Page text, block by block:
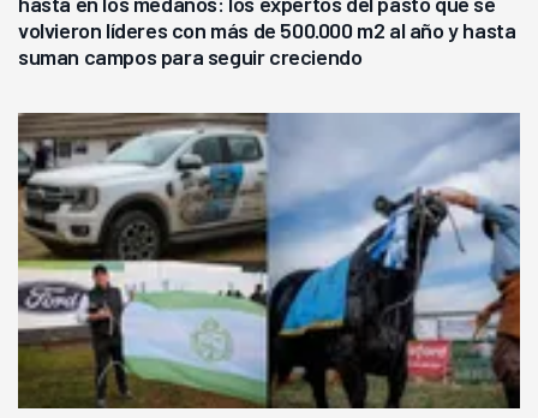
volvieron líderes con más de 500.000 m2 al año y hasta
suman campos para seguir creciendo